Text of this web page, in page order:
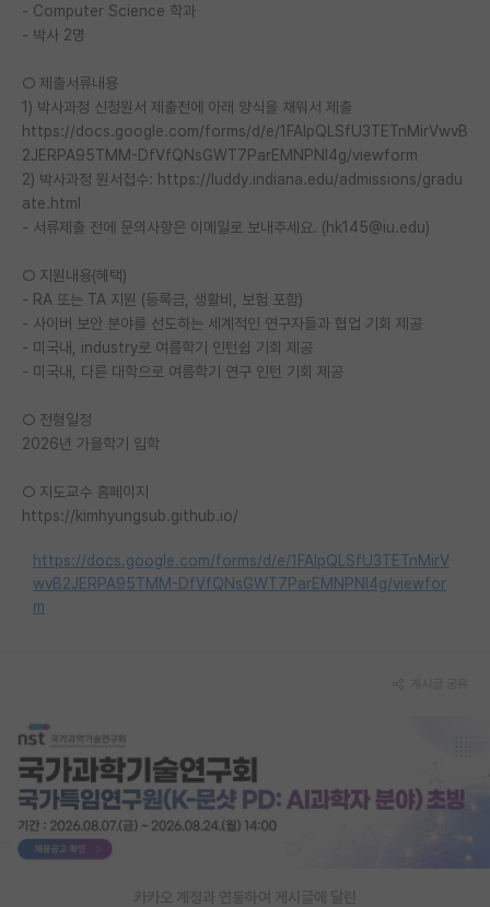
장학금/장학생 게시판
학술 정보 게시판
홍보 게시판
커리어
유학교육
반도체 아카데미
재팬라운지 🌸
- Computer Science 학과
- 박사 2명
○ 제출서류내용
1) 박사과정 신청원서 제출전에 아래 양식을 채워서 제출
https://docs.google.com/forms/d/e/1FAIpQLSfU3TETnMirVwvB
2JERPA95TMM-DfVfQNsGWT7ParEMNPNI4g/viewform
2) 박사과정 원서접수: https://luddy.indiana.edu/admissions/gradu
ate.html
- 서류제출 전에 문의사항은 이메일로 보내주세요. (hk145@iu.edu)
○ 지원내용(혜택)
- RA 또는 TA 지원 (등록금, 생활비, 보험 포함)
- 사이버 보안 분야를 선도하는 세계적인 연구자들과 협업 기회 제공
- 미국내, industry로 여름학기 인턴쉽 기회 제공
- 미국내, 다른 대학으로 여름학기 연구 인턴 기회 제공
○ 전형일정
2026년 가을학기 입학
○ 지도교수 홈페이지
https://kimhyungsub.github.io/
https://docs.google.com/forms/d/e/1FAIpQLSfU3TETnMirV
wvB2JERPA95TMM-DfVfQNsGWT7ParEMNPNI4g/viewfor
m
카카오 계정과 연동하여 게시글에 달린